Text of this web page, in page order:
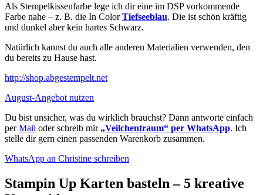
Als Stempelkissenfarbe lege ich dir eine im DSP vorkommende
Farbe nahe – z. B. die In ColorTiefseeblau. Die ist schön kräftig
und dunkel aber kein hartes Schwarz.
Natürlich kannst du auch alle anderen Materialien verwenden, den
du bereits zu Hause hast.
http://shop.abgestempelt.net
August-Angebot nutzen
Du bist unsicher, was du wirklich brauchst? Dann antworte einfach
perMail oder schreib mir „Veilchentraum“ per WhatsApp. Ich
stelle dir gern einen passenden Warenkorb zusammen.
WhatsApp an Christine schreiben
Stampin Up Karten basteln – 5 kreative